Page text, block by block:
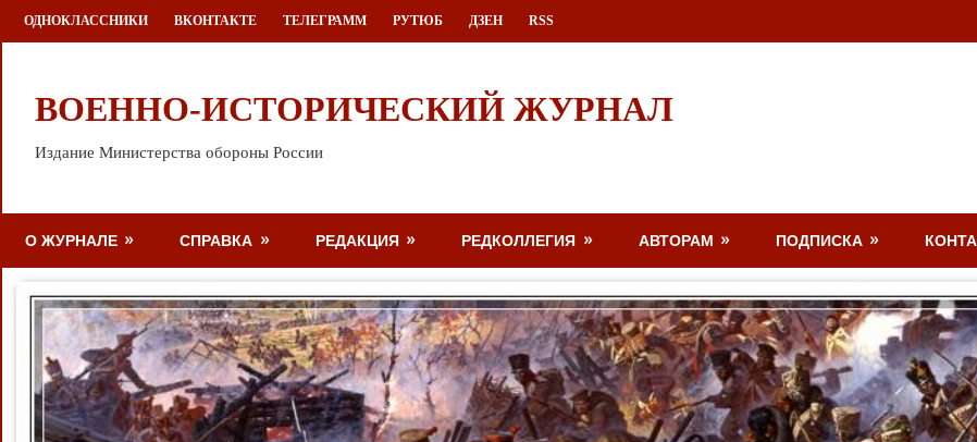
Перейти
к
ОДНОКЛАССНИКИ ВКОНТАКТЕ ТЕЛЕГРАММ РУТЮБ ДЗЕН RSS
ВОЕННО-ИСТОРИЧЕСКИЙ ЖУРНАЛ
Издание Министерства обороны России
О ЖУРНАЛЕ СПРАВКА РЕДАКЦИЯ РЕДКОЛЛЕГИЯ АВТОРАМ ПОДПИСКА